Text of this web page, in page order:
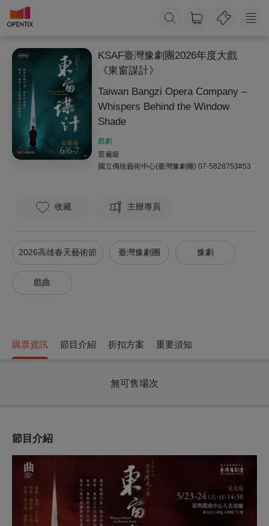
KSAF臺灣豫劇團2026年度大戲
《東窗謀計》
Taiwan Bangzi Opera Company –
Whispers Behind the Window
Shade
戲劇
普遍級
國立傳統藝術中心(臺灣豫劇團) 07-5828753#53
收藏 主辦專頁
2026高雄春天藝術節 臺灣豫劇團 豫劇
戲曲
購票資訊 節目介紹 折扣方案 重要須知
無可售場次
節目介紹